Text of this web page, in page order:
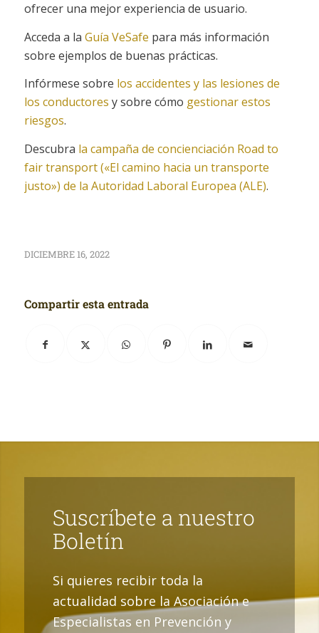
ofrecer una mejor experiencia de usuario.
Acceda a la Guía VeSafe para más información
sobre ejemplos de buenas prácticas.
Infórmese sobre los accidentes y las lesiones de
los conductores y sobre cómo gestionar estos
riesgos.
Descubra la campaña de concienciación Road to
fair transport(«El camino hacia un transporte
justo») de la Autoridad Laboral Europea (ALE).
DICIEMBRE 16, 2022
Compartir esta entrada
Suscríbete a nuestro
Boletín
Si quieres recibir toda la
actualidad sobre la Asociación e
Especialistas en Prevención y